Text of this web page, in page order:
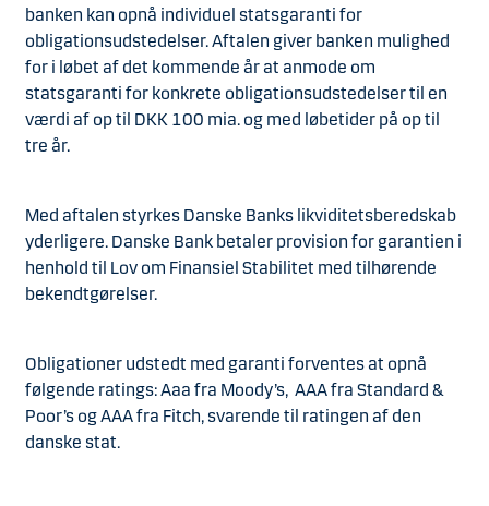
banken kan opnå individuel statsgaranti for
obligationsudstedelser. Aftalen giver banken mulighed
for i løbet af det kommende år at anmode om
statsgaranti for konkrete obligationsudstedelser til en
værdi af op til DKK 100 mia. og med løbetider på op til
tre år.
Med aftalen styrkes Danske Banks likviditetsberedskab
yderligere. Danske Bank betaler provision for garantien i
henhold til Lov om Finansiel Stabilitet med tilhørende
bekendtgørelser.
Obligationer udstedt med garanti forventes at opnå
følgende ratings: Aaa fra Moody’s, AAA fra Standard &
Poor’s og AAA fra Fitch, svarende til ratingen af den
danske stat.